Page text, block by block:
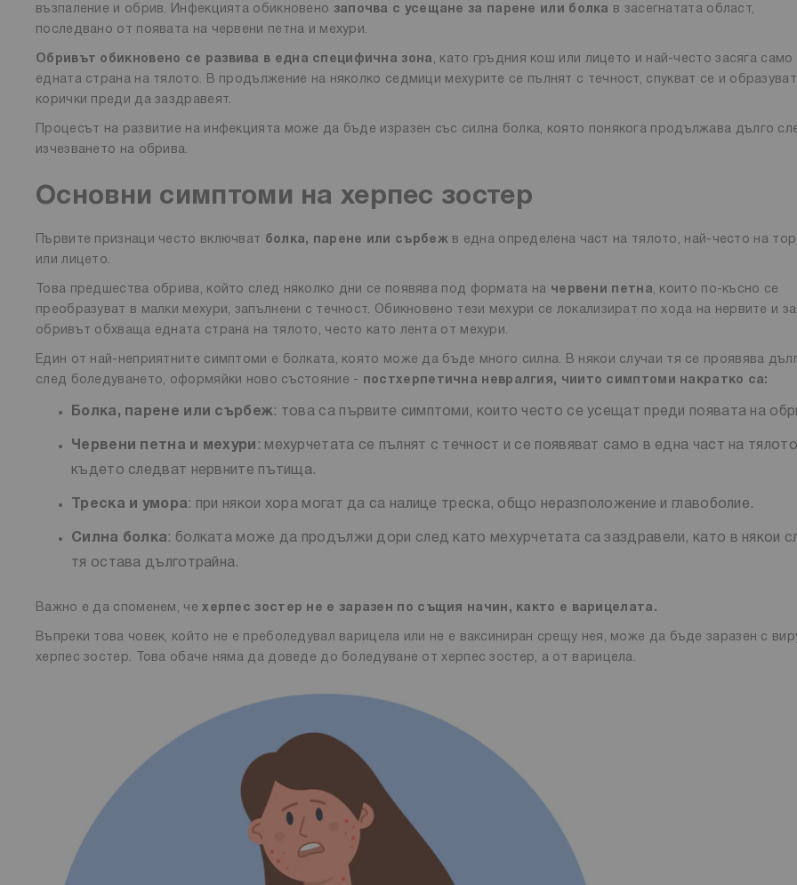
възпаление и обрив. Инфекцията обикновено започва с усещане за парене или болка в засегнатата област,
последвано от появата на червени петна и мехури.
Обривът обикновено се развива в една специфична зона
, като гръдния кош или лицето и най-често засяга само
едната страна на тялото. В продължение на няколко седмици мехурите се пълнят с течност, спукват се и образуват
корички преди да заздравеят.
Процесът на развитие на инфекцията може да бъде изразен със силна болка, която понякога продължава дълго
изчезването на обрива.
Основни симптоми на херпес зостер
Първите признаци често включват болка, парене или сърбеж в една определена част на тялото, най-често на
или лицето.
Това предшества обрива, който след няколко дни се появява под формата на червени петна , които по-късно се
преобразуват в малки мехури, запълнени с течност. Обикновено тези мехури се локализират по хода на нервите и
обривът обхваща едната страна на тялото, често като лента от мехури.
Един от най-неприятните симптоми е болката, която може да бъде много силна. В някои случаи тя се проявява
след боледуването, оформяйки ново състояние - постхерпетична невралгия, чиито симптоми накратко са:
Болка, парене или сърбеж : това са първите симптоми, които често се усещат преди появата на
Червени петна и мехури : мехурчетата се пълнят с течност и се появяват само в една част на
където следват нервните пътища.
Треска и умора : при някои хора могат да са налице треска, общо неразположение и главоболие.
Силна болка : болката може да продължи дори след като мехурчетата са заздравели, като в някои
тя остава дълготрайна.
Важно е да споменем, чехерпес зостер не е заразен по същия начин, както е варицелата.
Въпреки това човек, който не е преболедувал варицела или не е ваксиниран срещу нея, може да бъде заразен с
херпес зостер. Това обаче няма да доведе до боледуване от херпес зостер, а от варицела.